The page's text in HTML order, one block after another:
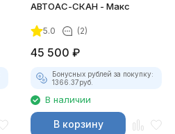
АВТОАС-СКАН - Макс
5.0 (2)
45 500 ₽
Бонусных рублей за покупку:
1366.37руб.
В наличии
В корзину